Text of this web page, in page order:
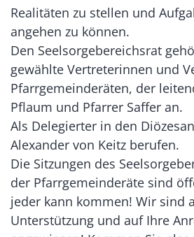
Realitäten zu stellen und
angehen zu können.
Den Seelsorgebereichsrat
gewählte Vertreterinnen und
Pfarrgemeinderäten, der
Pflaum und Pfarrer Saffer an.
Als Delegierter in den
Alexander von Keitz berufen.
Die Sitzungen des
der Pfarrgemeinderäte sind
jeder kann kommen! Wir sind
Unterstützung und auf Ihre